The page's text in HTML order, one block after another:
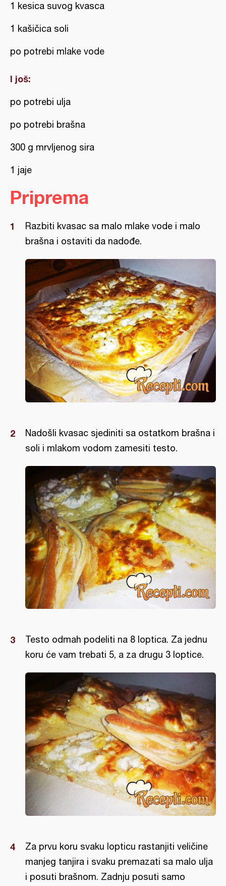
1 kesica suvog kvasca
1 kašičica soli
po potrebi mlake vode
I još:
po potrebi ulja
po potrebi brašna
300 g mrvljenog sira
1 jaje
Priprema
Razbiti kvasac sa malo mlake vode i malo
brašna i ostaviti da nadođe.
Nadošli kvasac sjediniti sa ostatkom brašna i
soli i mlakom vodom zamesiti testo.
Testo odmah podeliti na 8 loptica. Za jednu
koru će vam trebati 5, a za drugu 3 loptice.
Za prvu koru svaku lopticu rastanjiti veličine
manjeg tanjira i svaku premazati sa malo ulja
i posuti brašnom. Zadnju posuti samo